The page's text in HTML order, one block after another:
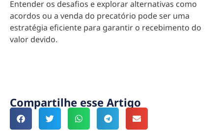
Entender os desafios e explorar alternativas como
acordos ou a venda do precatório pode ser uma
estratégia eficiente para garantir o recebimento do
valor devido.
Compartilhe esse Artigo